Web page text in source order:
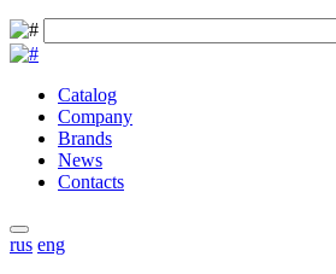
Catalog
Company
Brands
News
Contacts
rus eng